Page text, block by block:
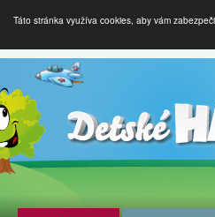
Táto stránka využíva cookies, aby vám